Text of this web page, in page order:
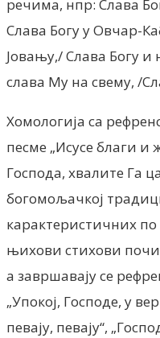
речима, нпр: Слава
Слава Богу у Овчар-
Јовању,/ Слава Богу
слава Му на свему, /
Хомологија са
песме „Исусе благи и
Господа, хвалите Га
богомољачкој
карактеристичних
њихови стихови
а завршавају се
„Упокој, Господе, у
певају, певају“,